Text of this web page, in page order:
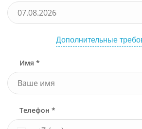
Дополнительные
Имя *
Телефон *